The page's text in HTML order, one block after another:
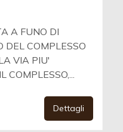
A FUNO DI
DEL COMPLESSO
VIA PIU'
COMPLESSO,...
Dettagli